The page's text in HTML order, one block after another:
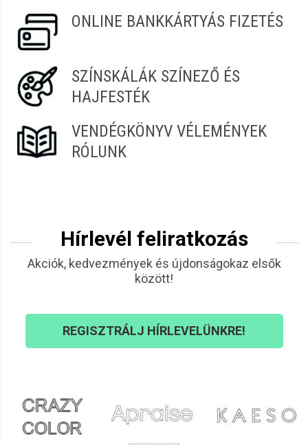
ONLINE BANKKÁRTYÁS FIZETÉS
SZÍNSKÁLÁK SZÍNEZŐ ÉS
HAJFESTÉK
VENDÉGKÖNYV VÉLEMÉNYEK
RÓLUNK
Hírlevél feliratkozás
Akciók, kedvezmények és újdonságokaz elsők
között!
REGISZTRÁLJ HÍRLEVELÜNKRE!